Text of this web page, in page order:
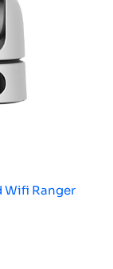
Wifi Ranger